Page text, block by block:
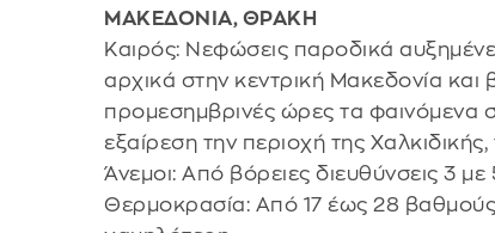
ΜΑΚΕΔΟΝΙΑ, ΘΡΑΚΗ
Καιρός: Νεφώσεις παροδικά
αρχικά στην κεντρική Μακεδονία και
προμεσημβρινές ώρες τα φαινόμενα
εξαίρεση την περιοχή της
Άνεμοι: Από βόρειες διευθύνσεις 3
Θερμοκρασία: Από 17 έως 28